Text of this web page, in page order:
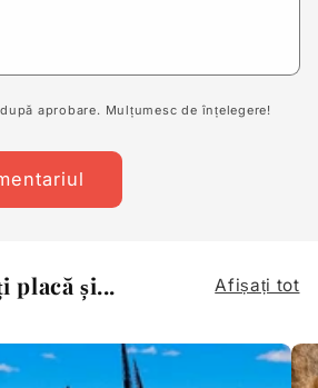
aprobare. Mulțumesc de înțelegere!
placă și... Afișați tot